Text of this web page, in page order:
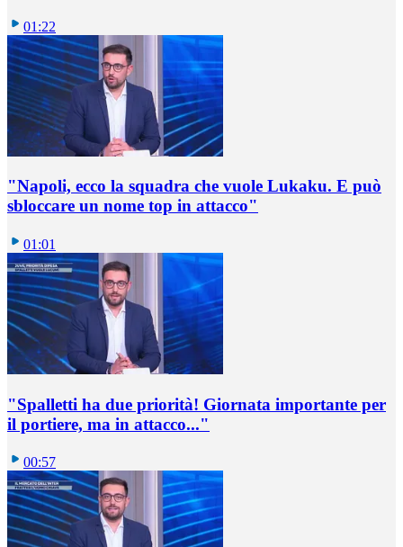
01:22
"Napoli, ecco la squadra che vuole Lukaku. E può
sbloccare un nome top in attacco"
01:01
"Spalletti ha due priorità! Giornata importante per
il portiere, ma in attacco..."
00:57